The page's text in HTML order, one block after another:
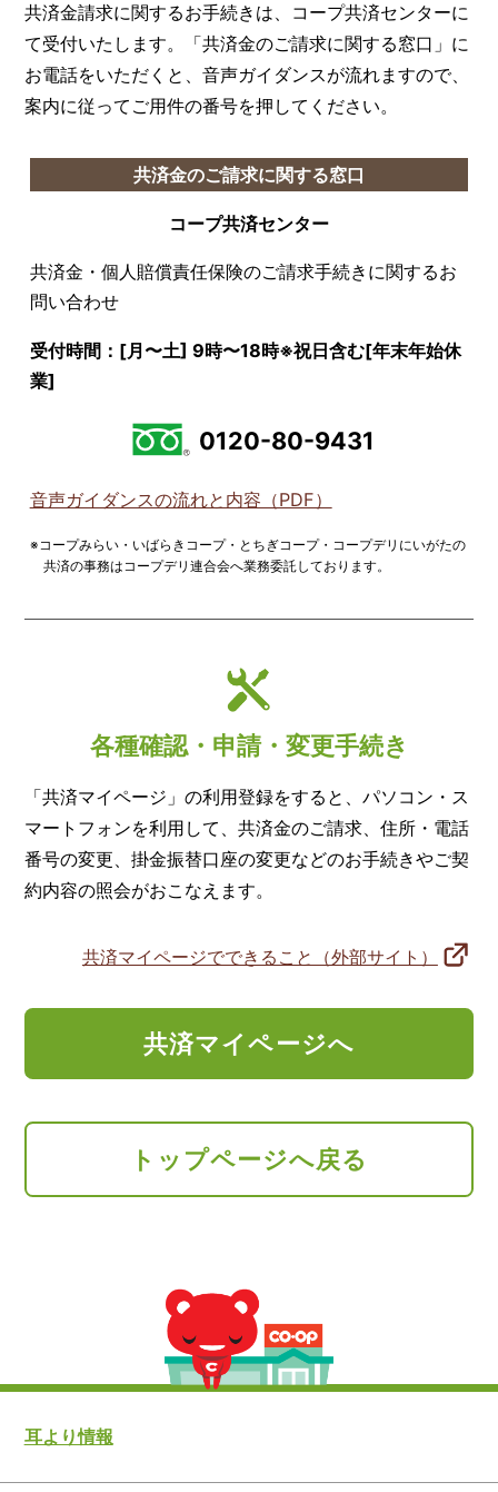
共済金請求に関するお手続きは、コープ共済センターに
て受付いたします。「共済金のご請求に関する窓口」に
お電話をいただくと、音声ガイダンスが流れますので、
案内に従ってご用件の番号を押してください。
共済金のご請求に関する窓口
コープ共済センター
共済金・個人賠償責任保険のご請求手続きに関するお
問い合わせ
受付時間：[月〜土] 9時〜18時※祝日含む[年末年始休
業]
0120-80-9431
音声ガイダンスの流れと内容（PDF）
※コープみらい・いばらきコープ・とちぎコープ・コープデリにいがたの
共済の事務はコープデリ連合会へ業務委託しております。
各種確認・申請・変更手続き
「共済マイページ」の利用登録をすると、パソコン・ス
マートフォンを利用して、共済金のご請求、住所・電話
番号の変更、掛金振替口座の変更などのお手続きやご契
約内容の照会がおこなえます。
共済マイページでできること（外部サイト）
共済マイページへ
トップページへ戻る
耳より情報